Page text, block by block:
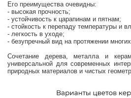
Его преимущества очевидны:
- высокая прочность;
- устойчивость к царапинам и пятнам;
- стойкость к перепаду температуры и
- легкость в уходе;
- безупречный вид на протяжении
Сочетание дерева, металла и
универсальной для современных
природных материалов и чистых